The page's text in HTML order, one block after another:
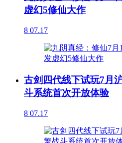
虚幻5修仙大作
8 07.17
古剑四代线下试玩7月
斗系统首次开放体验
8 07.17